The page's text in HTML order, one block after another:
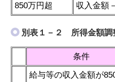
850万円超 収入金額
別表１－２ 所得金額調
条件
給与等の収入金額が